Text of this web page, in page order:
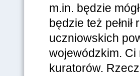
m.in. będzie
będzie też
uczniowskich
wojewódzkim.
kuratorów.